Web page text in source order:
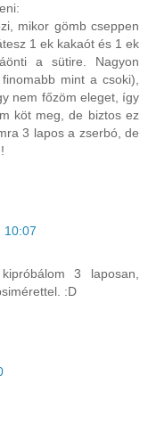
mikor gömb cseppen
1 ek kakaót és 1 ek
a sütire. Nagyon
mint a csoki),
nem főzöm eleget, így
köt meg, de biztos ez
3 lapos a zserbó, de
10:07
3 laposan,
:D